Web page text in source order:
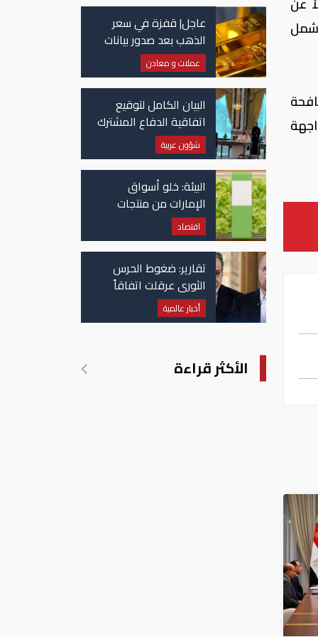
عاجل| قفزة في سعر
الذهب بعد صدور بيانات
الوظائف الأمريكية
عملات و معادن
البيان الكامل لتوقيع
اتفاقية الدفاع المشترك
بين السعودية وتركيا
وباكستان
شؤون عربية
البيئة: خلو أسواق
الإمارات من منتجات
الخس المرتبطة بتفشي
داء السيكلوسبورا
اقتصاد
تقارير: ضغوط الحرس
الثوري عرقلت اتفاقاً
وشيكاً حول هرمز
أخبار عالمية
الأكثر قراءة